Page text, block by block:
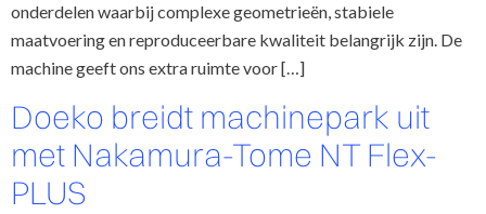
onderdelen waarbij complexe geometrieën, stabiele
maatvoering en reproduceerbare kwaliteit belangrijk zijn. De
machine geeft ons extra ruimte voor […]
Doeko breidt machinepark uit
met Nakamura-Tome NT Flex-
PLUS